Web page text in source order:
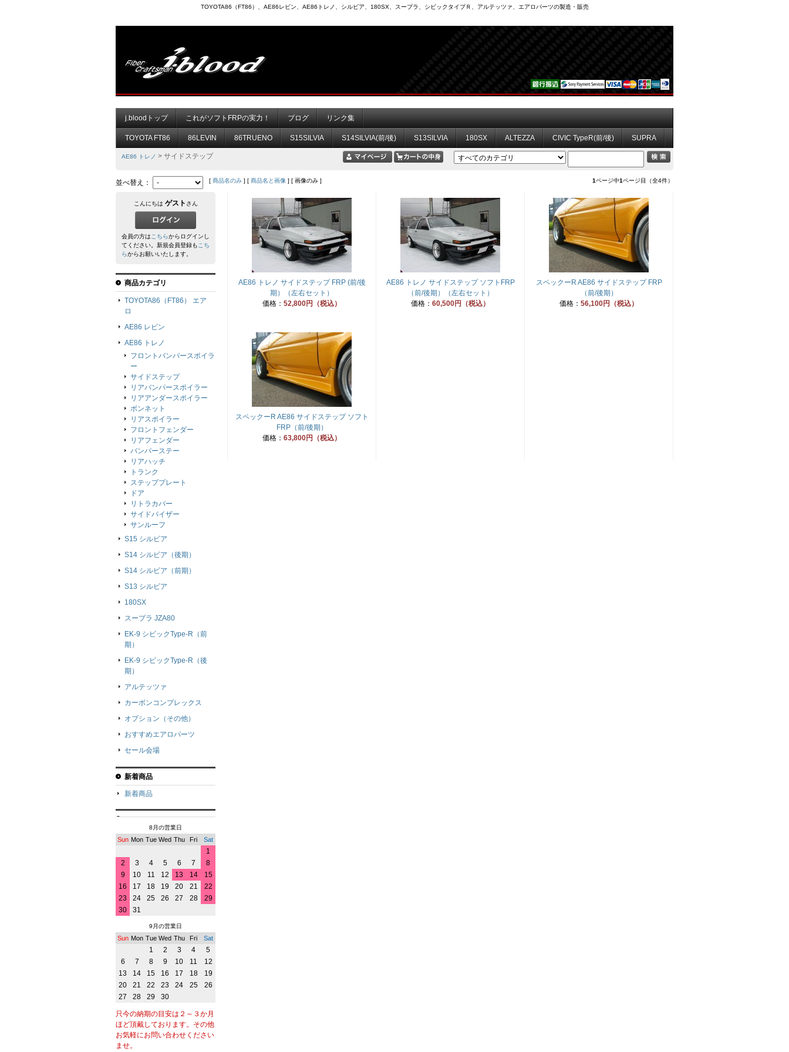
TOYOTA86（FT86）、AE86レビン、AE86トレノ、シルビア、180SX、スープラ、シビックタイプＲ、アルテッツァ、エアロパーツの製造・販売
j.bloodトップ これがソフトFRPの実力！ ブログ リンク集
TOYOTA FT86 86LEVIN 86TRUENO S15SILVIA S14SILVIA(前/後) S13SILVIA 180SX ALTEZZA CIVIC TypeR(前/後) SUPRA
AE86 トレノ > サイドステップ
並べ替え： [ 商品名のみ ] [ 商品名と画像 ] [ 画像のみ ] 1ページ中1ページ目（全4件）
AE86 トレノ サイドステップ FRP (前/後
期）（左右セット）
価格： 52,800円（税込）
AE86 トレノ サイドステップ ソフトFRP
（前/後期）（左右セット）
価格： 60,500円（税込）
スペックーR AE86 サイドステップ FRP
（前/後期）
価格： 56,100円（税込）
スペックーR AE86 サイドステップ ソフト
FRP（前/後期）
価格： 63,800円（税込）
こんにちは ゲスト さん
会員の方はこちらからログインし
てください。新規会員登録もこち
らからお願いいたします。
商品カテゴリ
TOYOTA86（FT86） エア
ロ
AE86 レビン
AE86 トレノ
フロントバンパースポイラ
ー
サイドステップ
リアバンパースポイラー
リアアンダースポイラー
ボンネット
リアスポイラー
フロントフェンダー
リアフェンダー
バンパーステー
リアハッチ
トランク
ステッププレート
ドア
リトラカバー
サイドバイザー
サンルーフ
S15 シルビア
S14 シルビア（後期）
S14 シルビア（前期）
S13 シルビア
180SX
スープラ JZA80
EK-9 シビックType-R（前
期）
EK-9 シビックType-R（後
期）
アルテッツァ
カーボンコンプレックス
オプション（その他）
おすすめエアロパーツ
セール会場
新着商品
新着商品
8月の営業日
Sun Mon Tue Wed Thu Fri Sat
1
2
3 4 5 6 7
8
9
10 11 12 13 14
15
16
17 18 19 20 21
22
23
24 25 26 27 28
29
30
31
9月の営業日
Sun Mon Tue Wed Thu Fri Sat
1 2 3 4
5
6
7 8 9 10 11
12
13
14 15 16 17 18
19
20
21 22 23 24 25
26
27
28 29 30
只今の納期の目安は２～３か月
ほど頂戴しております。その他
お気軽にお問い合わせください
ませ。